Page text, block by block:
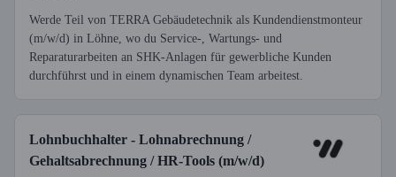
Werde Teil von TERRA Gebäudetechnik als Kundendienstmonteur
(m/w/d) in Löhne, wo du Service-, Wartungs- und
Reparaturarbeiten an SHK-Anlagen für gewerbliche Kunden
durchführst und in einem dynamischen Team arbeitest.
Lohnbuchhalter - Lohnabrechnung /
Gehaltsabrechnung / HR-Tools (m/w/d)